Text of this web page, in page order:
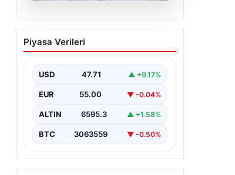
06.08.2026
Fed faizi sabit tuttu
Piyasa Verileri
USD 47.71 ▲ +0.17%
EUR 55.00 ▼ -0.04%
ALTIN 6595.3 ▲ +1.58%
BTC 3063559 ▼ -0.50%